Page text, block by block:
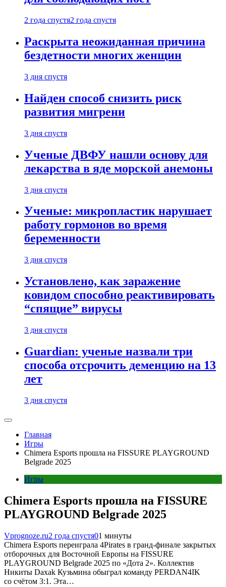
2 года спустя2 года спустя
Раскрыта неожиданная причина
бездетности многих женщин
3 дня спустя
Найден способ снизить риск
развития мигрени
3 дня спустя
Ученые ДВФУ нашли основу для
лекарства в яде морской анемоны
3 дня спустя
Ученые: микропластик нарушает
работу гормонов во время
беременности
3 дня спустя
Установлено, как заражение
ковидом способно реактивировать
“спящие” вирусы
3 дня спустя
Guardian: ученые назвали три
способа отсрочить деменцию на 13
лет
3 дня спустя
Главная
Игры
Chimera Esports прошла на FISSURE PLAYGROUND
Belgrade 2025
Игры
Chimera Esports прошла на FISSURE
PLAYGROUND Belgrade 2025
Vprognoze.ru2 года спустя01 минуты
Chimera Esports переиграла 4Pirates в гранд-финале закрытых
отборочных для Восточной Европы на FISSURE
PLAYGROUND Belgrade 2025 по «Дота 2». Коллектив
Никиты Daxak Кузьмина обыграл команду PERDAN4IK
со счётом 3:1. Эта…